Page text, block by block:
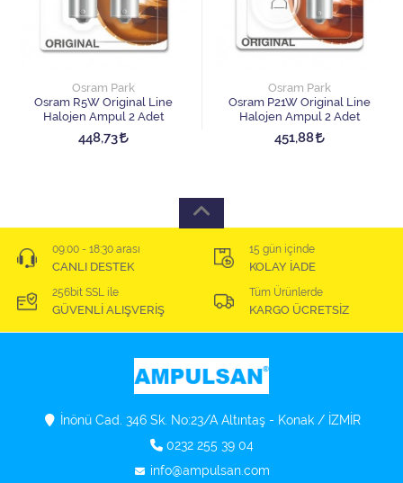
Osram Park
Osram R5W Original Line
Halojen Ampul 2 Adet
448,73
Osram Park
Osram P21W Original Line
Halojen Ampul 2 Adet
451,88
09:00 - 18:30 arası
CANLI DESTEK
15 gün içinde
KOLAY İADE
256bit SSL ile
GÜVENLİ ALIŞVERİŞ
Tüm Ürünlerde
KARGO ÜCRETSİZ
İnönü Cad. 346 Sk. No:23/A Altıntaş - Konak / İZMİR
0232 255 39 04
info@ampulsan.com